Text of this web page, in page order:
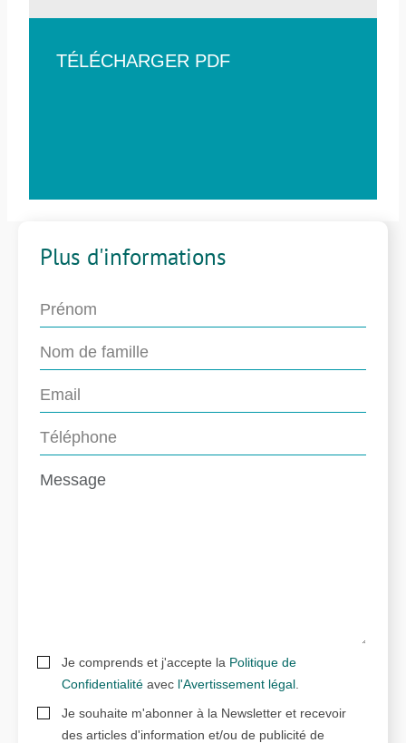
TÉLÉCHARGER PDF
Plus d'informations
Je comprends et j'accepte la Politique de
Confidentialité avec l'Avertissement légal
Je souhaite m'abonner à la Newsletter et recevoir
des articles d'information et/ou de publicité de